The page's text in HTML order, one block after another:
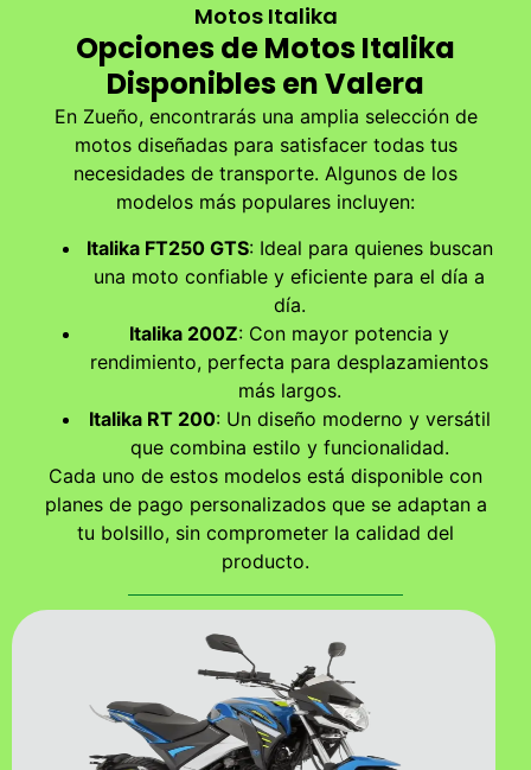
Motos Italika
Opciones de Motos Italika
Disponibles en Valera
En Zueño, encontrarás una amplia selección de
motos diseñadas para satisfacer todas tus
necesidades de transporte. Algunos de los
modelos más populares incluyen:
Italika FT250 GTS: Ideal para quienes buscan
una moto confiable y eficiente para el día a
día.
Italika 200Z: Con mayor potencia y
rendimiento, perfecta para desplazamientos
más largos.
Italika RT 200: Un diseño moderno y versátil
que combina estilo y funcionalidad.
Cada uno de estos modelos está disponible con
planes de pago personalizados que se adaptan a
tu bolsillo, sin comprometer la calidad del
producto.